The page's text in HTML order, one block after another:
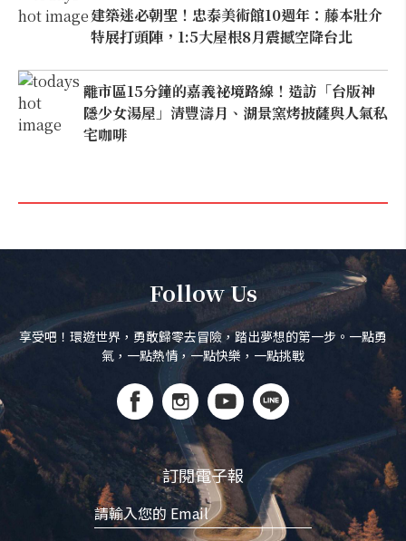
建築迷必朝聖！忠泰美術館10週年：藤本壯介
特展打頭陣，1:5大屋根8月震撼空降台北
離市區15分鐘的嘉義祕境路線！造訪「台版神
隱少女湯屋」清豐濤月、湖景窯烤披薩與人氣私
宅咖啡
Follow Us
享受吧！環遊世界，勇敢歸零去冒險，踏出夢想的第一步。一點勇
氣，一點熱情，一點快樂，一點挑戰
訂閱電子報